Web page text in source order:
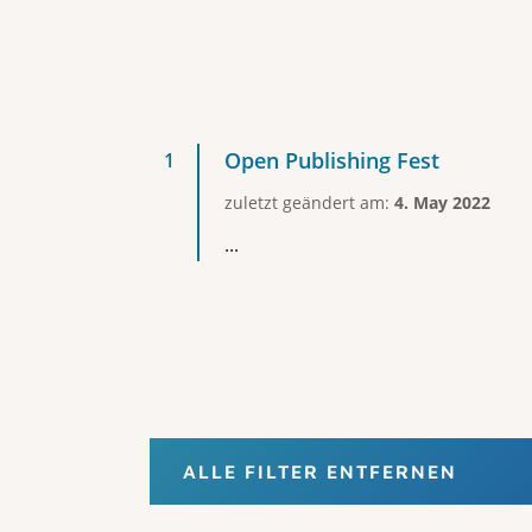
Open Publishing Fest
zuletzt geändert am: 4. May 2022
...
ALLE FILTER ENTFERNEN